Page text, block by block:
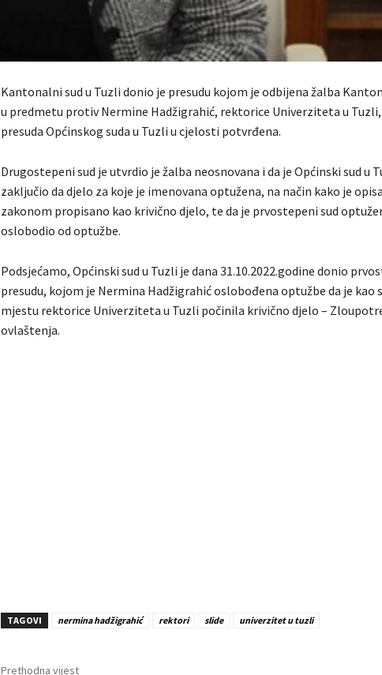
Kantonalni sud u Tuzli donio je presudu kojom je odbijena žalba
u predmetu protiv Nermine Hadžigrahić, rektorice Univerziteta u
presuda Općinskog suda u Tuzli u cjelosti potvrđena.
Drugostepeni sud je utvrdio je žalba neosnovana i da je Općinski sud u
zaključio da djelo za koje je imenovana optužena, na način kako je
zakonom propisano kao krivično djelo, te da je prvostepeni sud
oslobodio od optužbe.
Podsjećamo, Općinski sud u Tuzli je dana 31.10.2022.godine donio
presudu, kojom je Nermina Hadžigrahić oslobođena optužbe da je kao
mjestu rektorice Univerziteta u Tuzli počinila krivično djelo –
ovlaštenja.
TAGOVI nermina hadžigrahić rektori slide univerzitet u tuzli
Prethodna vijest